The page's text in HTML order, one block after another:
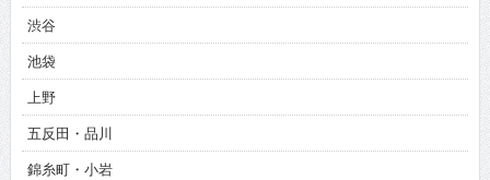
渋谷
池袋
上野
五反田・品川
錦糸町・小岩